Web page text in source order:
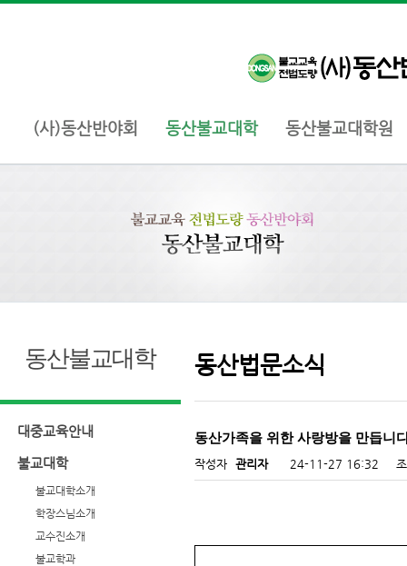
(사)동산반야회 동산불교대학 동산불교대학원
동산불교대학
대중교육안내
불교대학
불교대학소개
학장스님소개
교수진소개
불교학과
동산법문소식
동산가족을 위한 사랑방을 만듭니
작성자 관리자 24-11-27 16:32